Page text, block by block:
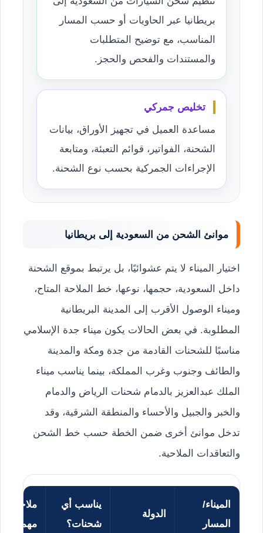
بريطانيا عبر الحاويات أو حسب المسار
المناسب، مع توضيح المتطلبات
والمستندات والفحص والحجز.
تخليص جمركي
مساعدة العميل في تجهيز الأوراق، بيانات
الشحنة، الفواتير، قوائم التعبئة، ومتابعة
الإجراءات الجمركية بحسب نوع الشحنة.
موانئ الشحن من السعودية إلى بريطانيا
اختيار الميناء لا يتم عشوائيًا، بل يرتبط بموقع الشحنة
داخل السعودية، حجمها، نوعها، خط الملاحة المتاح،
وميناء الوصول الأقرب إلى المدينة البريطانية
المطلوبة. في بعض الحالات يكون ميناء جدة الإسلامي
مناسبًا للشحنات القادمة من جدة ومكة والمدينة
والطائف وجنوب وغرب المملكة، بينما يناسب ميناء
الملك عبدالعزيز بالدمام شحنات الرياض والدمام
والخبر والجبيل والأحساء والمنطقة الشرقية، وقد
تدخل موانئ أخرى ضمن الخطة حسب خط الشحن
والتعاقدات الملاحية.
الميناء/
المسار
الدولة
يناسب أي
شحنات؟
مهمة